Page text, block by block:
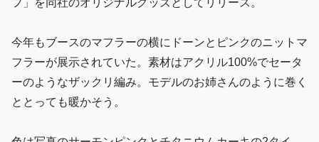
フ」を同社のオリジナルグッズとしてリリース。
今年もブースのマフラーの横にドーンとピンクのニットマ
フラーが展示されていた。素材はアクリル100%でセータ
ーのようなザックリ編み。モデルのお姉さんのように巻く
ととっても暖かそう。